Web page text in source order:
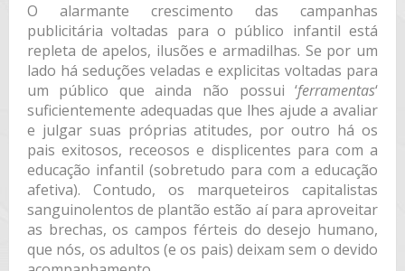
O alarmante crescimento das campanhas
publicitária voltadas para o público infantil está
repleta de apelos, ilusões e armadilhas. Se por um
lado há seduções veladas e explicitas voltadas para
um público que ainda não possui ‘ferramentas‘
suficientemente adequadas que lhes ajude a avaliar
e julgar suas próprias atitudes, por outro há os
pais exitosos, receosos e displicentes para com a
educação infantil (sobretudo para com a educação
afetiva). Contudo, os marqueteiros capitalistas
sanguinolentos de plantão estão aí para aproveitar
as brechas, os campos férteis do desejo humano,
que nós, os adultos (e os pais) deixam sem o devido